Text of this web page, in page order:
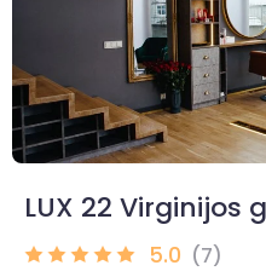
LUX 22 Virginijos
5.0 (7)